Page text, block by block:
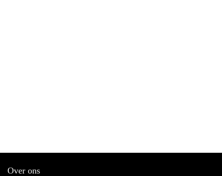
Over ons